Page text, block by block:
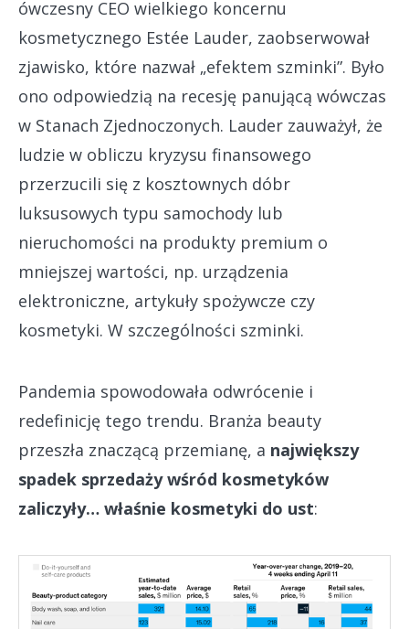
ówczesny CEO wielkiego koncernu
kosmetycznego Estée Lauder, zaobserwował
zjawisko, które nazwał „efektem szminki”. Było
ono odpowiedzią na recesję panującą wówczas
w Stanach Zjednoczonych. Lauder zauważył, że
ludzie w obliczu kryzysu finansowego
przerzucili się z kosztownych dóbr
luksusowych typu samochody lub
nieruchomości na produkty premium o
mniejszej wartości, np. urządzenia
elektroniczne, artykuły spożywcze czy
kosmetyki. W szczególności szminki.
Pandemia spowodowała odwrócenie i
redefinicję tego trendu. Branża beauty
przeszła znaczącą przemianę, a największy
spadek sprzedaży wśród kosmetyków
zaliczyły… właśnie kosmetyki do ust: